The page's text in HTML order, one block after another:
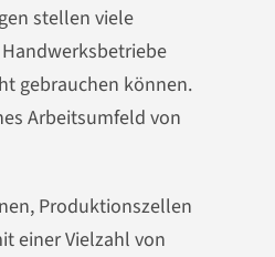
stellen viele
gebrauchen können.
Arbeitsumfeld von
Produktionszellen
einer Vielzahl von